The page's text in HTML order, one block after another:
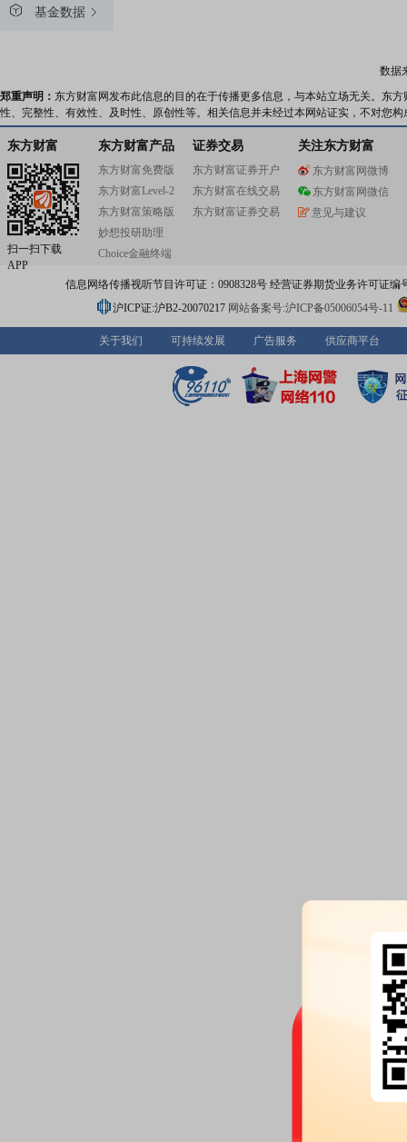
基金数据
数据
郑重声明： 东方财富网发布此信息的目的在于传播更多信息，与本站立场无关。东
性、完整性、有效性、及时性、原创性等。相关信息并未经过本网站证实，不对您
东方财富
扫一扫下载
APP
东方财富产品
东方财富免费版
东方财富Level-2
东方财富策略版
妙想投研助理
Choice金融终端
证券交易
东方财富证券开户
东方财富在线交易
东方财富证券交易
关注东方财富
东方财富网微博
东方财富网微信
意见与建议
信息网络传播视听节目许可证：0908328号 经营证券期货业务许可证编
沪ICP证:沪B2-20070217 网站备案号:沪ICP备05006054号-11
关于我们 可持续发展 广告服务 供应商平台